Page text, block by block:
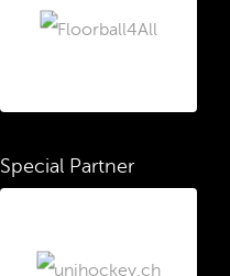
Special Partner